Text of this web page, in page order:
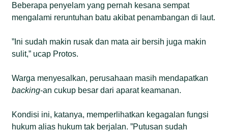
Beberapa penyelam yang pernah kesana sempat
mengalami reruntuhan batu akibat penambangan di laut.
”Ini sudah makin rusak dan mata air bersih juga makin
sulit,” ucap Protos.
Warga menyesalkan, perusahaan masih mendapatkan
backing-an cukup besar dari aparat keamanan.
Kondisi ini, katanya, memperlihatkan kegagalan fungsi
hukum alias hukum tak berjalan. ”Putusan sudah